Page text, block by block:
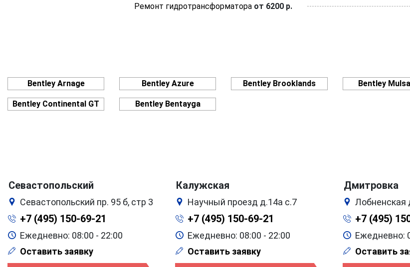
Ремонт гидротрансформатора от 6200 р.
Bentley Arnage Bentley Azure Bentley Brooklands Bentley
Bentley Continental GT Bentley Bentayga
Севастопольский
Севастопольский пр. 95 б, стр 3
+7 (495) 150-69-21
Ежедневно: 08:00 - 22:00
Оставить заявку
Калужская
Научный проезд д.14а с.7
+7 (495) 150-69-21
Ежедневно: 08:00 - 22:00
Оставить заявку
Дмитровка
Лобненская
+7 (495)
Ежедневно:
Оставить